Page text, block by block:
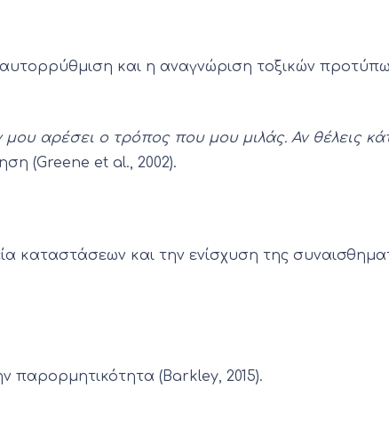
και η αναγνώριση τοξικών
μου αρέσει ο τρόπος που μου μιλάς. Αν θέλεις
(Greene et al., 2002).
καταστάσεων και την ενίσχυση της
παρορμητικότητα (Barkley, 2015).